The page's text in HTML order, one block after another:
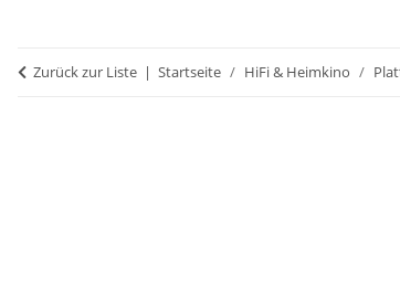
Zurück zur Liste Startseite HiFi & Heimkino